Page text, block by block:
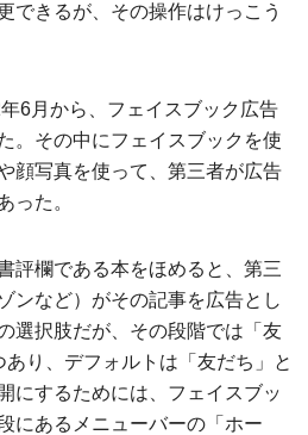
できるが、その操作はけっこう
6月から、フェイスブック広告
。その中にフェイスブックを使
顔写真を使って、第三者が広告
った。
評欄である本をほめると、第三
ンなど）がその記事を広告とし
選択肢だが、その段階では「友
り、デフォルトは「友だち」と
にするためには、フェイスブッ
にあるメニューバーの「ホー